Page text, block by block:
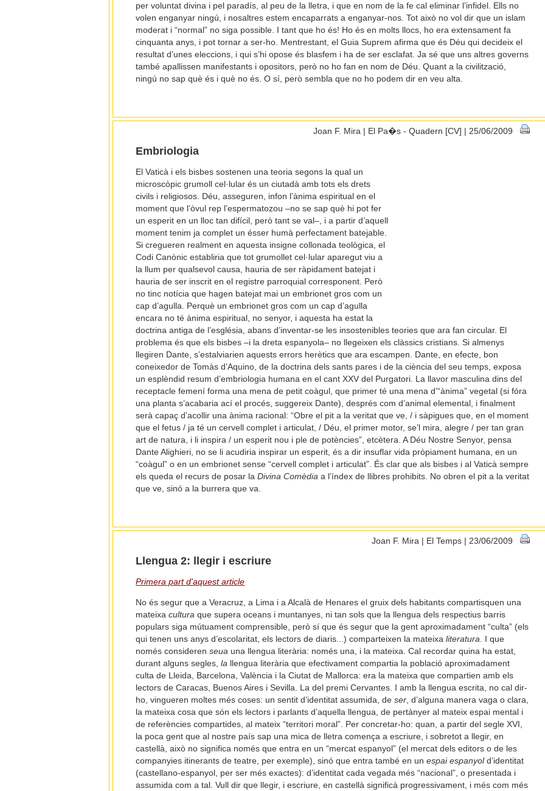
per voluntat divina i pel paradís, al peu de la lletra, i que en nom de la fe cal eliminar l’infidel. Ells no
volen enganyar ningú, i nosaltres estem encaparrats a enganyar-nos. Tot això no vol dir que un islam
moderat i “normal” no siga possible. I tant que ho és! Ho és en molts llocs, ho era extensament fa
cinquanta anys, i pot tornar a ser-ho. Mentrestant, el Guia Suprem afirma que és Déu qui decideix el
resultat d’unes eleccions, i qui s’hi opose és blasfem i ha de ser esclafat. Ja sé que uns altres governs
també apallissen manifestants i opositors, però no ho fan en nom de Déu. Quant a la civilització,
ningú no sap què és i què no és. O sí, però sembla que no ho podem dir en veu alta.
Joan F. Mira | El Pa�s - Quadern [CV] | 25/06/2009
Embriologia
El Vaticà i els bisbes sostenen una teoria segons la qual un
microscòpic grumoll cel·lular és un ciutadà amb tots els drets
civils i religiosos. Déu, asseguren, infon l’ànima espiritual en el
moment que l’òvul rep l’espermatozou –no se sap què hi pot fer
un esperit en un lloc tan difícil, però tant se val–, i a partir d’aquell
moment tenim ja complet un ésser humà perfectament batejable.
Si cregueren realment en aquesta insigne collonada teològica, el
Codi Canònic establiria que tot grumollet cel·lular aparegut viu a
la llum per qualsevol causa, hauria de ser ràpidament batejat i
hauria de ser inscrit en el registre parroquial corresponent. Però
no tinc notícia que hagen batejat mai un embrionet gros com un
cap d’agulla. Perquè un embrionet gros com un cap d’agulla
encara no té ànima espiritual, no senyor, i aquesta ha estat la
doctrina antiga de l’església, abans d’inventar-se les insostenibles teories que ara fan circular. El
problema és que els bisbes –i la dreta espanyola– no llegeixen els clàssics cristians. Si almenys
llegiren Dante, s’estalviarien aquests errors herètics que ara escampen. Dante, en efecte, bon
coneixedor de Tomàs d’Aquino, de la doctrina dels sants pares i de la ciència del seu temps, exposa
un esplèndid resum d’embriologia humana en el cant XXV del Purgatori. La llavor masculina dins del
receptacle femení forma una mena de petit coàgul, que primer té una mena d’“ànima” vegetal (si fóra
una planta s’acabaria ací el procés, suggereix Dante), després com d’animal elemental, i finalment
serà capaç d’acollir una ànima racional: “Obre el pit a la veritat que ve, / i sàpigues que, en el moment
que el fetus / ja té un cervell complet i articulat, / Déu, el primer motor, se’l mira, alegre / per tan gran
art de natura, i li inspira / un esperit nou i ple de potències”, etcètera. A Déu Nostre Senyor, pensa
Dante Alighieri, no se li acudiria inspirar un esperit, és a dir insuflar vida pròpiament humana, en un
“coàgul” o en un embrionet sense “cervell complet i articulat”. És clar que als bisbes i al Vaticà sempre
els queda el recurs de posar laDivina Comèdia a l’índex de llibres prohibits. No obren el pit a la veritat
que ve, sinó a la burrera que va.
Joan F. Mira | El Temps | 23/06/2009
Llengua 2: llegir i escriure
Primera part d'aquest article
No és segur que a Veracruz, a Lima i a Alcalà de Henares el gruix dels habitants compartisquen una
mateixacultura que supera oceans i muntanyes, ni tan sols que la llengua dels respectius barris
populars siga mútuament comprensible, però sí que és segur que la gent aproximadament “culta” (els
qui tenen uns anys d’escolaritat, els lectors de diaris...) comparteixen la mateixaliteratura. I que
només considerenseua una llengua literària: només una, i la mateixa. Cal recordar quina ha estat,
durant alguns segles,la llengua literària que efectivament compartia la població aproximadament
culta de Lleida, Barcelona, València i la Ciutat de Mallorca: era la mateixa que compartien amb els
lectors de Caracas, Buenos Aires i Sevilla. La del premi Cervantes. I amb la llengua escrita, no cal dir-
ho, vingueren moltes més coses: un sentit d’identitat assumida, deser, d’alguna manera vaga o clara,
la mateixa cosa que són els lectors i parlants d’aquella llengua, de pertànyer al mateix espai mental i
de referències compartides, al mateix “territori moral”. Per concretar-ho: quan, a partir del segle XVI,
la poca gent que al nostre país sap una mica de lletra comença a escriure, i sobretot a llegir, en
castellà, això no significa només que entra en un “mercat espanyol” (el mercat dels editors o de les
companyies itinerants de teatre, per exemple), sinó que entra també en unespai espanyold’identitat
(castellano-espanyol, per ser més exactes): d’identitat cada vegada més “nacional”, o presentada i
assumida com a tal. Vull dir que llegir, i escriure, en castellà significà progressivament, i més com més